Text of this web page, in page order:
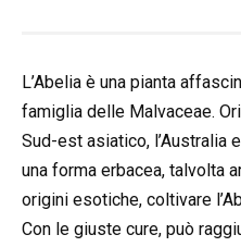
L’Abelia è una pianta
famiglia delle Malvaceae.
Sud-est asiatico, l’Australia
una forma erbacea, talvolta
origini esotiche, coltivare
Con le giuste cure, può